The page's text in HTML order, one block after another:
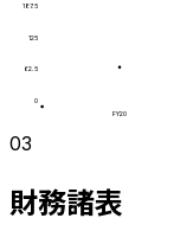
0
62.5
125
187.5
FY20
03
財務諸表